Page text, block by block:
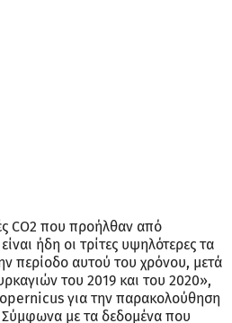
CO2 που προήλθαν από
ήδη οι τρίτες υψηλότερες τα
περίοδο αυτού του χρόνου, μετά
του 2019 και του 2020»,
για την παρακολούθηση
Σύμφωνα με τα δεδομένα που